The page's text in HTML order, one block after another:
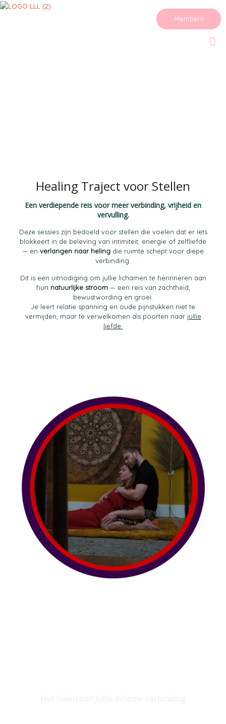
Members
Healing Traject voor Stellen
Een verdiepende reis voor meer verbinding, vrijheid en
vervulling.
Deze sessies zijn bedoeld voor stellen die voelen dat er iets
blokkeert in de beleving van intimiteit, energie of zelfliefde
— en verlangen naar heling die ruimte schept voor diepe
verbinding.
Dit is een uitnodiging om jullie lichamen te herinneren aan
hun natuurlijke stroom— een reis van zachtheid,
bewustwording en groei.
Je leert relatie spanning en oude pijnstukken niet te
vermijden, maar te verwelkomen als poorten naar jullie
liefde.